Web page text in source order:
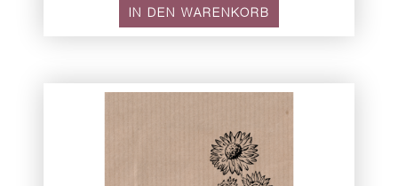
IN DEN WARENKORB